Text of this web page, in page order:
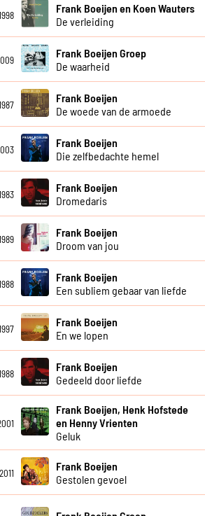
Frank Boeijen en Koen Wauters
De verleiding
Frank Boeijen Groep
De waarheid
Frank Boeijen
De woede van de armoede
Frank Boeijen
Die zelfbedachte hemel
Frank Boeijen
Dromedaris
Frank Boeijen
Droom van jou
Frank Boeijen
Een subliem gebaar van liefde
Frank Boeijen
En we lopen
Frank Boeijen
Gedeeld door liefde
Frank Boeijen, Henk Hofstede
en Henny Vrienten
Geluk
2011
Frank Boeijen
Gestolen gevoel